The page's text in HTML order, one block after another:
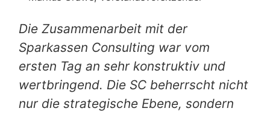
Die Zusammenarbeit mit der
Sparkassen Consulting war vom
ersten Tag an sehr konstruktiv und
wertbringend. Die SC beherrscht nicht
nur die strategische Ebene, sondern